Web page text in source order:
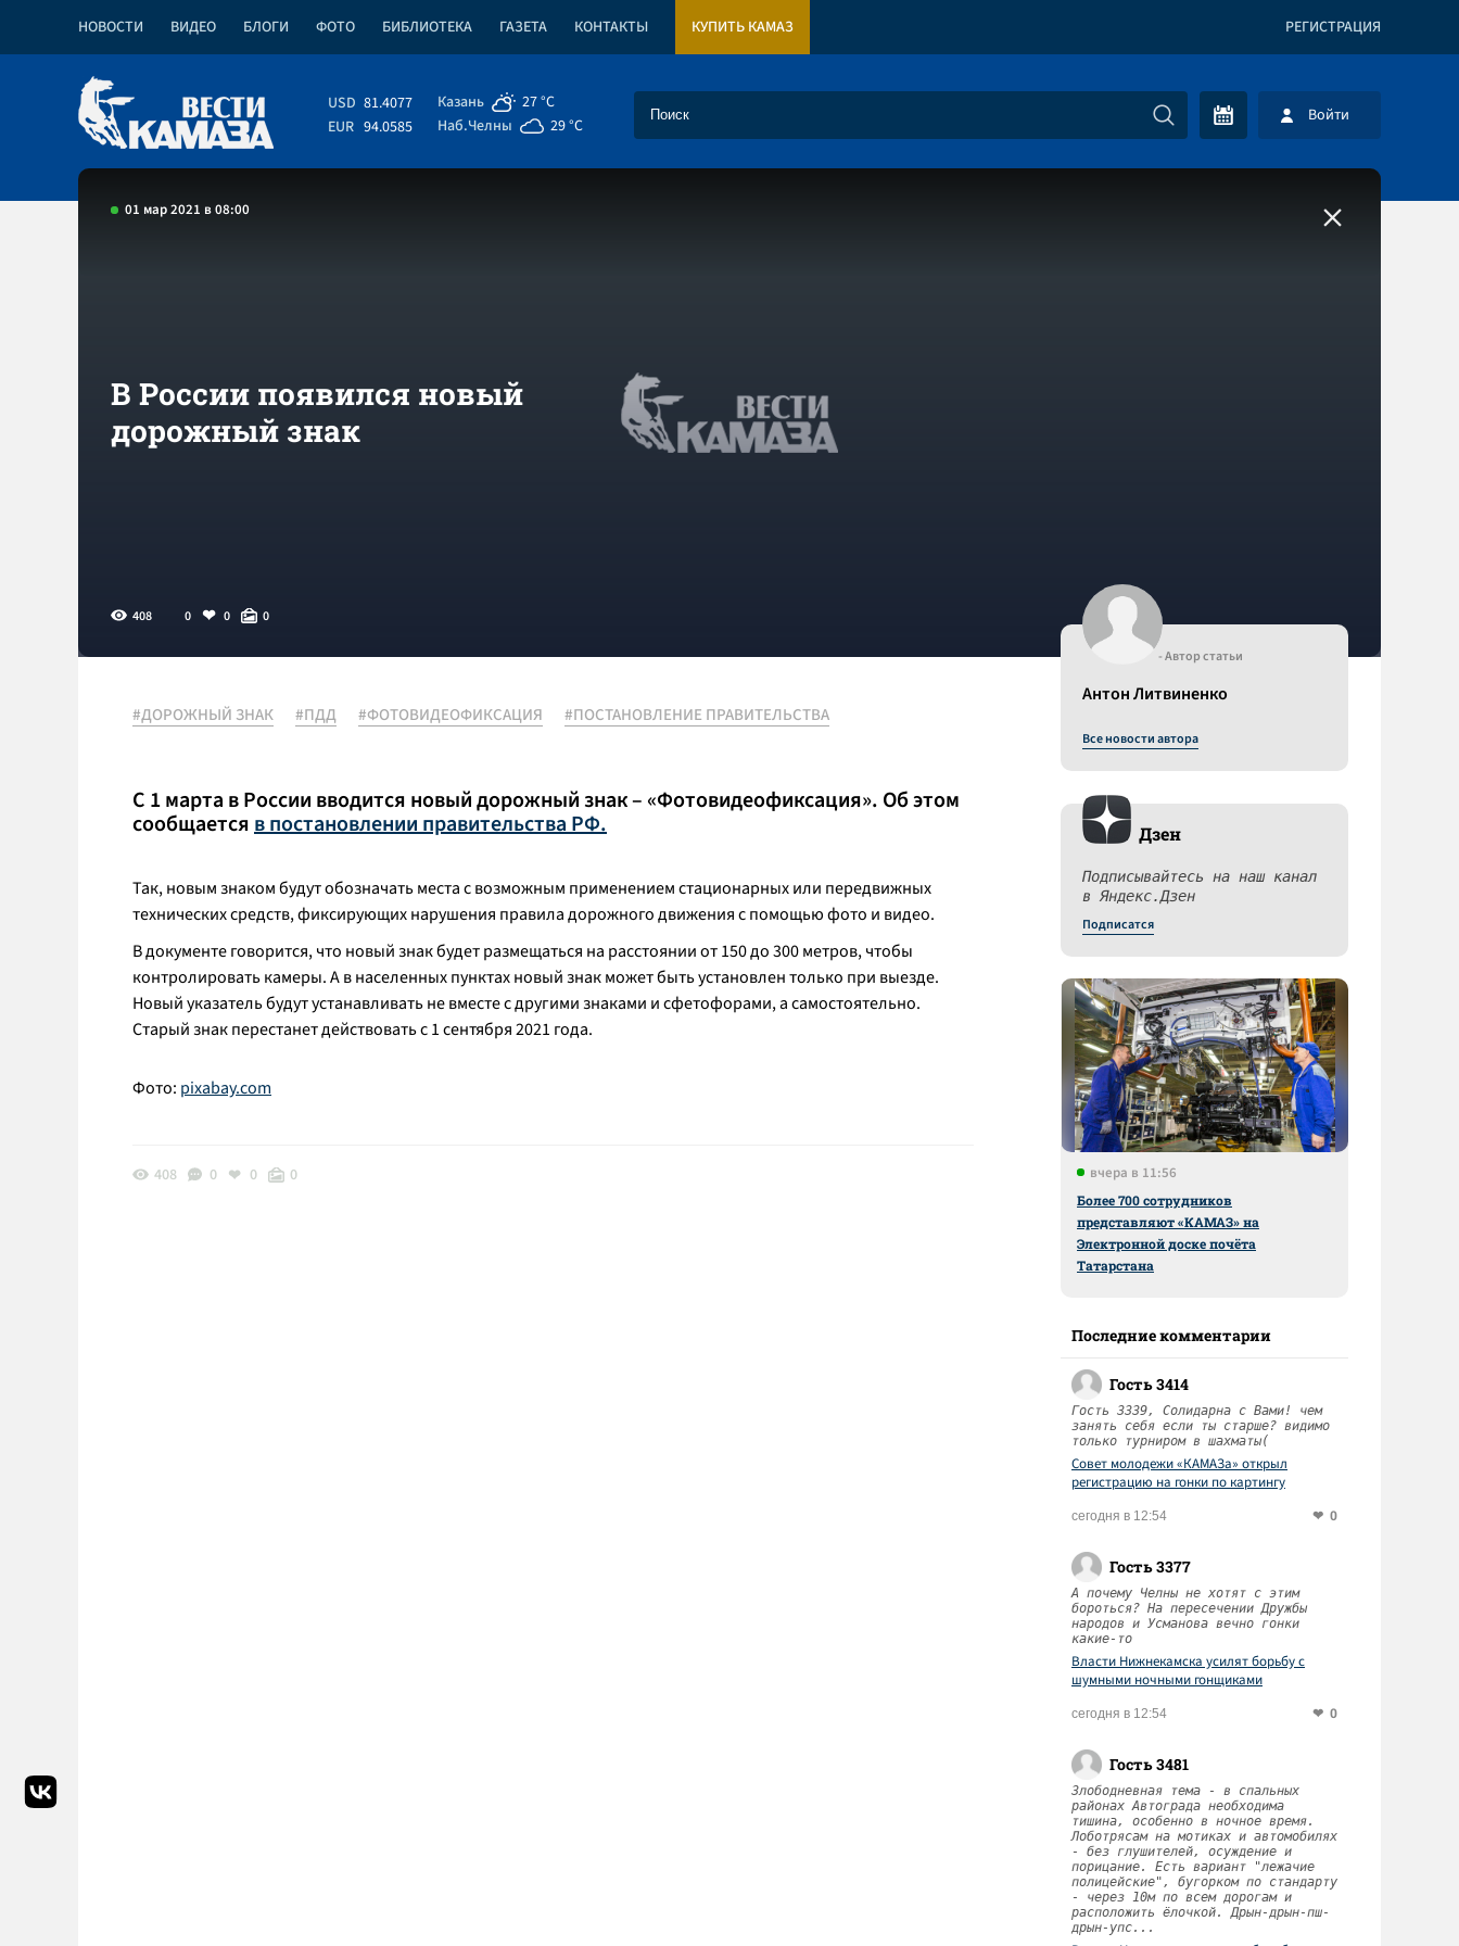
НОВОСТИ ВИДЕО БЛОГИ ФОТО БИБЛИОТЕКА ГАЗЕТА КОНТАКТЫ КУПИТЬ КАМАЗ РЕГИСТРАЦИЯ
USD 81.4077
EUR 94.0585
Казань
27 °C
Наб.Челны
29 °C Войти
01 мар 2021 в 08:00
В России появился новый
дорожный знак
408 0 0 0
#ДОРОЖНЫЙ ЗНАК #ПДД #ФОТОВИДЕОФИКСАЦИЯ #ПОСТАНОВЛЕНИЕ ПРАВИТЕЛЬСТВА
С 1 марта в России вводится новый дорожный знак – «Фотовидеофиксация». Об этом
сообщается в постановлении правительства РФ.
Так, новым знаком будут обозначать места с возможным применением стационарных или передвижных
технических средств, фиксирующих нарушения правила дорожного движения с помощью фото и видео.
В документе говорится, что новый знак будет размещаться на расстоянии от 150 до 300 метров, чтобы
контролировать камеры. А в населенных пунктах новый знак может быть установлен только при выезде.
Новый указатель будут устанавливать не вместе с другими знаками и сфетофорами, а самостоятельно.
Старый знак перестанет действовать с 1 сентября 2021 года.
Фото: pixabay.com
408 0 0 0
- Автор статьи
Антон Литвиненко
Все новости автора
Дзен
Подписывайтесь на наш канал
в Яндекс.Дзен
Подписатся
вчера в 11:56
Более 700 сотрудников
представляют «КАМАЗ» на
Электронной доске почёта
Татарстана
Последние комментарии
Гость 3414
Гость 3339, Солидарна с Вами! чем
занять себя если ты старше? видимо
только турниром в шахматы(
Совет молодежи «КАМАЗа» открыл
регистрацию на гонки по картингу
сегодня в 12:54 0
Гость 3377
А почему Челны не хотят с этим
бороться? На пересечении Дружбы
народов и Усманова вечно гонки
какие-то
Власти Нижнекамска усилят борьбу с
шумными ночными гонщиками
сегодня в 12:54 0
Гость 3481
Злободневная тема - в спальных
районах Автограда необходима
тишина, особенно в ночное время.
Лоботрясам на мотиках и автомобилях
- без глушителей, осуждение и
порицание. Есть вариант "лежачие
полицейские", бугорком по стандарту
- через 10м по всем дорогам и
расположить ёлочкой. Дрын-дрын-пш-
дрын-упс...